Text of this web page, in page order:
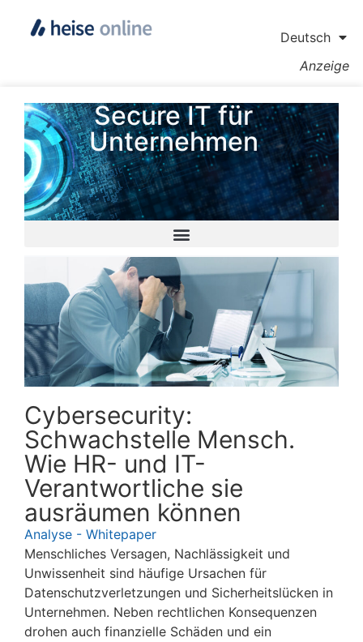
Deutsch
Anzeige
Secure IT für
Unternehmen
Cybersecurity:
Schwachstelle Mensch.
Wie HR- und IT-
Verantwortliche sie
ausräumen können
Analyse - Whitepaper
Menschliches Versagen, Nachlässigkeit und
Unwissenheit sind häufige Ursachen für
Datenschutzverletzungen und Sicherheitslücken in
Unternehmen. Neben rechtlichen Konsequenzen
drohen auch finanzielle Schäden und ein